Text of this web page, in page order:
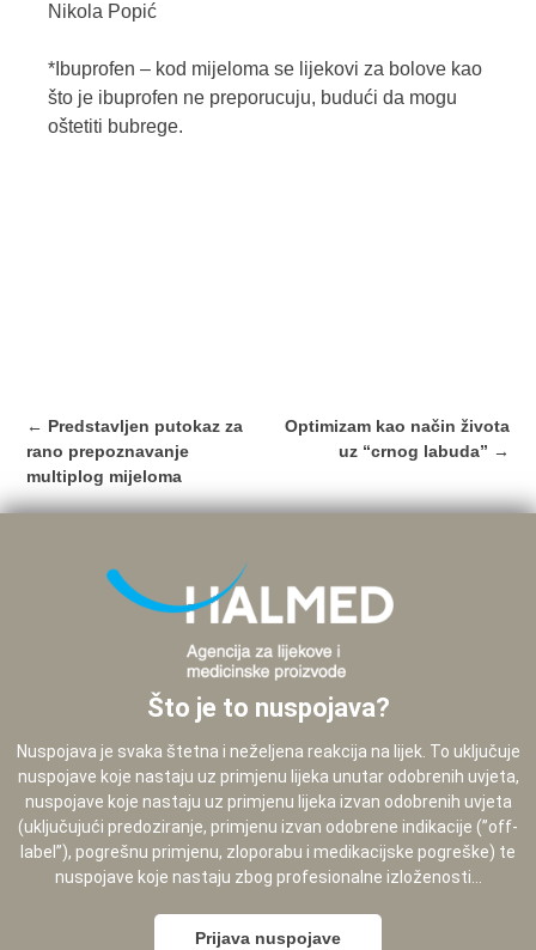
Nikola Popić
*Ibuprofen – kod mijeloma se lijekovi za bolove kao
što je ibuprofen ne preporucuju, budući da mogu
oštetiti bubrege.
Post
navigation
← Predstavljen putokaz za
rano prepoznavanje
multiplog mijeloma
Optimizam kao način života
uz “crnog labuda” →
Što je to nuspojava?
Nuspojava je svaka štetna i neželjena reakcija na lijek. To uključuje
nuspojave koje nastaju uz primjenu lijeka unutar odobrenih uvjeta,
nuspojave koje nastaju uz primjenu lijeka izvan odobrenih uvjeta
(uključujući predoziranje, primjenu izvan odobrene indikacije (”off-
label”), pogrešnu primjenu, zloporabu i medikacijske pogreške) te
nuspojave koje nastaju zbog profesionalne izloženosti...
Prijava nuspojave